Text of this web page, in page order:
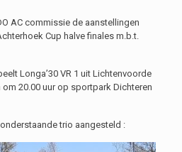
AC commissie de aanstellingen
Cup halve finales m.b.t.
Longa’30 VR 1 uit Lichtenvoorde
om 20.00 uur op sportpark Dichteren
trio aangesteld :